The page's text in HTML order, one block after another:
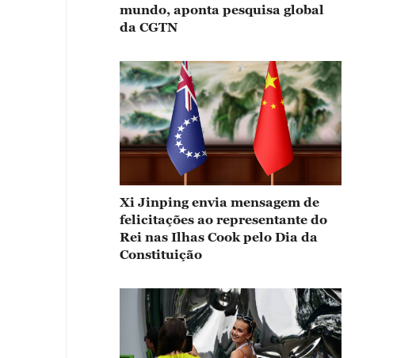
mundo, aponta pesquisa global
da CGTN
Xi Jinping envia mensagem de
felicitações ao representante do
Rei nas Ilhas Cook pelo Dia da
Constituição